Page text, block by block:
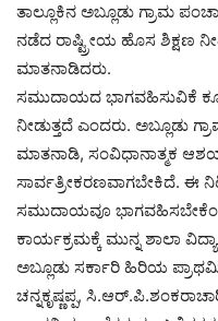
ತಾಲ್ಲೂಕಿನ ಅಬ್ಲೂಡು ಗ್ರಾಮ
ನಡೆದ ರಾಷ್ಟ್ರೀಯ ಹೊಸ ಶಿಕ್ಷಣ
ಮಾತನಾಡಿದರು.
ಸಮುದಾಯದ ಭಾಗವಹಿಸುವಿಕೆ
ನೀಡುತ್ತದೆ ಎಂದರು. ಅಬ್ಲೂಡು
ಮಾತನಾಡಿ, ಸಂವಿಧಾನಾತ್ಮಕ
ಸಾರ್ವತ್ರೀಕರಣವಾಗಬೇಕಿದೆ. ಈ
ಸಮುದಾಯವೂ
ಕಾರ್ಯಕ್ರಮಕ್ಕೆ ಮುನ್ನ ಶಾಲಾ
ಅಬ್ಲೂಡು ಸರ್ಕಾರಿ ಹಿರಿಯ
ಚನ್ನಕೃಷ್ಣಪ್ಪ,